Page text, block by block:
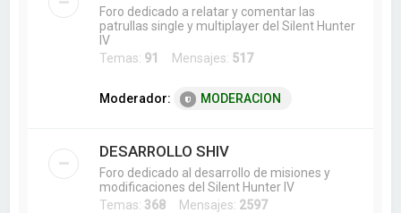
Foro dedicado a relatar y comentar las
patrullas single y multiplayer del Silent Hunter
IV
Temas: 91 Mensajes: 517
Moderador: MODERACION
DESARROLLO SHIV
Foro dedicado al desarrollo de misiones y
modificaciones del Silent Hunter IV
Temas: 368 Mensajes: 2597